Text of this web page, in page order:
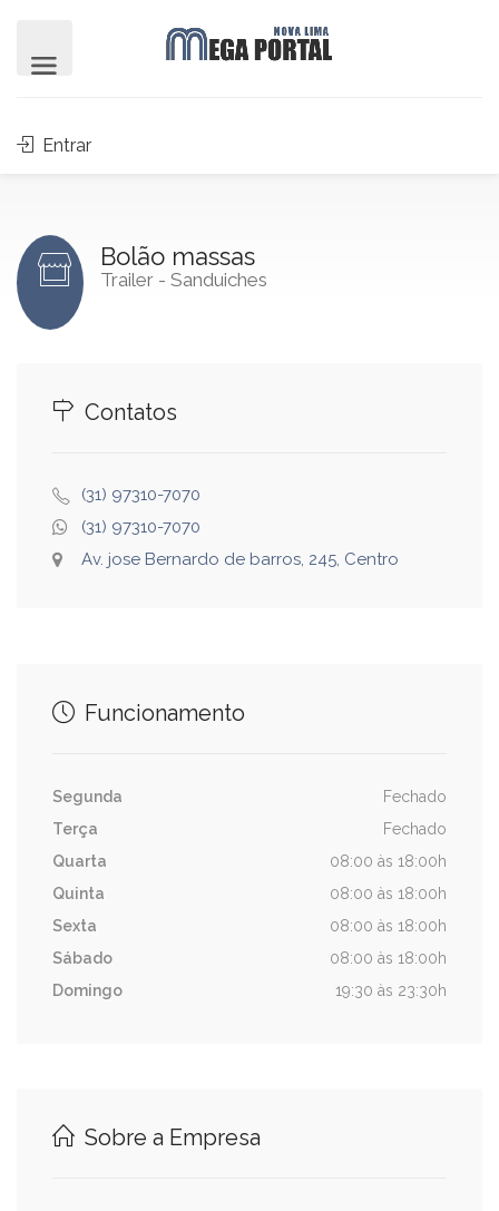
Entrar
Bolão massas
Trailer - Sanduiches
Contatos
(31) 97310-7070
(31) 97310-7070
Av. jose Bernardo de barros, 245, Centro
Funcionamento
Segunda
Fechado
Terça
Fechado
Quarta
08:00 às 18:00h
Quinta
08:00 às 18:00h
Sexta
08:00 às 18:00h
Sábado
08:00 às 18:00h
Domingo
19:30 às 23:30h
Sobre a Empresa